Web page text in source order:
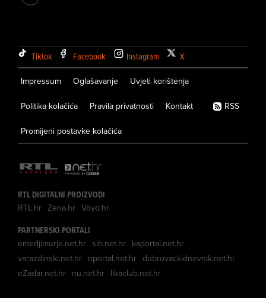
Tiktok Facebook Instagram X
Impressum Oglašavanje Uvjeti korištenja
Politika kolačića Pravila privatnosti Kontakt
Promijeni postavke kolačića
RSS
RTL DIGITALNI PROIZVODI
RTL.hr Zena.hr Voyo.hr
PARTNERSKI PORTALI
emedjimurje.net.hr sib.net.hr kaportal.net.hr
varazdinski.net.hr riportal.net.hr dubrovackidnevnik.net.hr
eZadar.net.hr nu.net.hr likaclub.net.hr